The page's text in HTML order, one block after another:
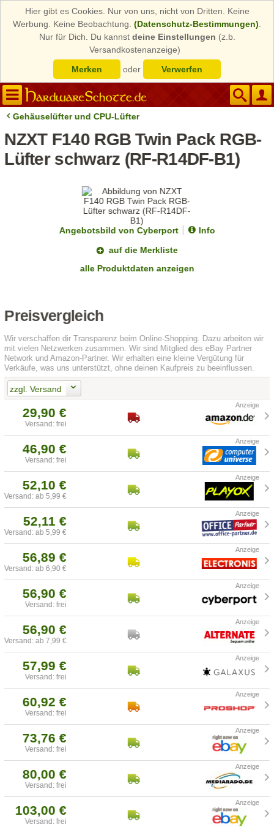
Hier gibt es Cookies. Nur von uns, nicht von Dritten. Keine
Werbung. Keine Beobachtung. (Datenschutz-Bestimmungen)
Nur für Dich. Du kannst deine Einstellungen (z.b.
Versandkostenanzeige)
Merken
oder Verwerfen
Gehäuselüfter und CPU-Lüfter
NZXT F140 RGB Twin Pack RGB-
Lüfter schwarz (RF-R14DF-B1)
Angebotsbild von Cyberport
Info
auf die Merkliste
alle Produktdaten anzeigen
Preisvergleich
Wir verschaffen dir Transparenz beim Online-Shopping. Dazu arbeiten wir
mit vielen Netzwerken zusammen. Wir sind Mitglied des eBay Partner
Network und Amazon-Partner. Wir erhalten eine kleine Vergütung für
Verkäufe, was uns unterstützt, ohne deinen Kaufpreis zu beeinflussen.
zzgl. Versand
29,90 €
Versand: frei
46,90 €
Versand: frei
52,10 €
Versand: ab 5,99 €
52,11 €
Versand: ab 5,99 €
56,89 €
Versand: ab 6,90 €
56,90 €
Versand: frei
56,90 €
Versand: ab 7,99 €
57,99 €
Versand: frei
60,92 €
Versand: frei
73,76 €
Versand: frei
80,00 €
Versand: frei
103,00 €
Versand: frei